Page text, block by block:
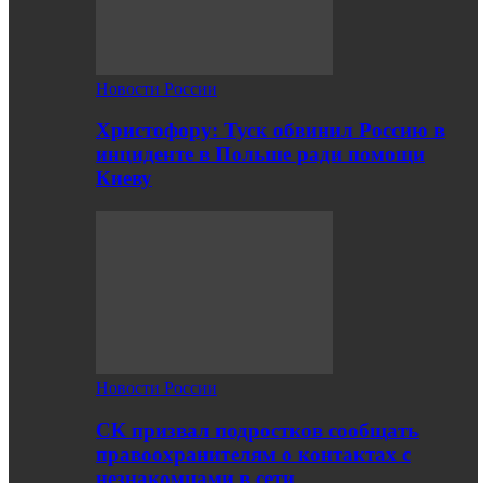
Новости России
Христофору: Туск обвинил Россию в
инциденте в Польше ради помощи
Киеву
Новости России
СК призвал подростков сообщать
правоохранителям о контактах с
незнакомцами в сети